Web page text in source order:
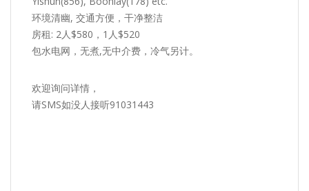
环境清幽, 交通方便，干净整洁
房租: 2人$580，1人$520
包水电网，无煮,无中介费，冷气另计。
欢迎询问详情，
请SMS如没人接听91031443